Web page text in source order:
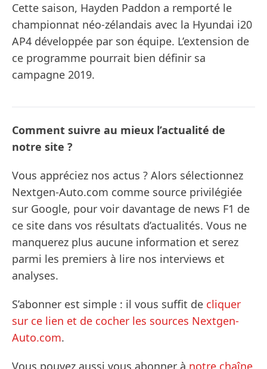
Cette saison, Hayden Paddon a remporté le
championnat néo-zélandais avec la Hyundai i20
AP4 développée par son équipe. L’extension de
ce programme pourrait bien définir sa
campagne 2019.
Comment suivre au mieux l’actualité de
notre site ?
Vous appréciez nos actus ? Alors sélectionnez
Nextgen-Auto.com comme source privilégiée
sur Google, pour voir davantage de news F1 de
ce site dans vos résultats d’actualités. Vous ne
manquerez plus aucune information et serez
parmi les premiers à lire nos interviews et
analyses.
S’abonner est simple : il vous suffit de cliquer
sur ce lien et de cocher les sources Nextgen-
Auto.com.